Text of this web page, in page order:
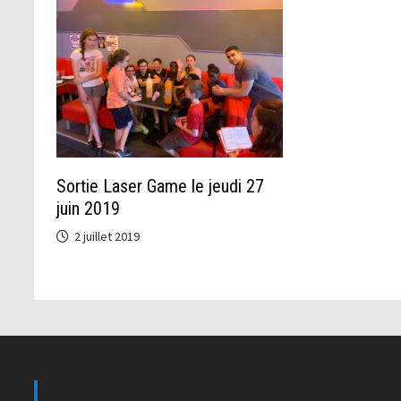
Sortie Laser Game le jeudi 27
juin 2019
2 juillet 2019